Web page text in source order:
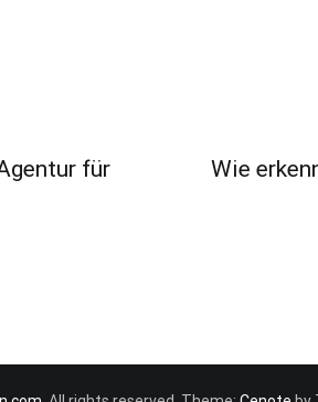
für
Wie